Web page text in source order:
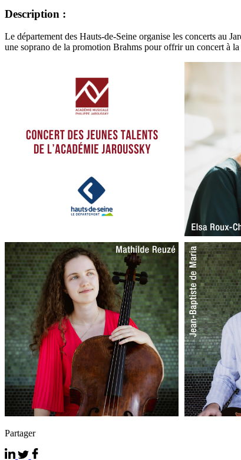
Description :
Le département des Hauts-de-Seine organise les concerts au
une soprano de la promotion Brahms pour offrir un concert à
Partager